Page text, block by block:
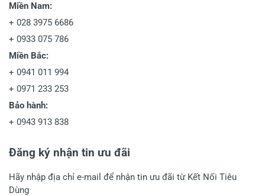
Miền Nam:
+ 028 3975 6686
+ 0933 075 786
Miền Bắc:
+ 0941 011 994
+ 0971 233 253
Bảo hành:
+ 0943 913 838
Đăng ký nhận tin ưu đãi
Hãy nhập địa chỉ e-mail để nhận tin ưu đãi từ Kết Nối Tiêu
Dùng